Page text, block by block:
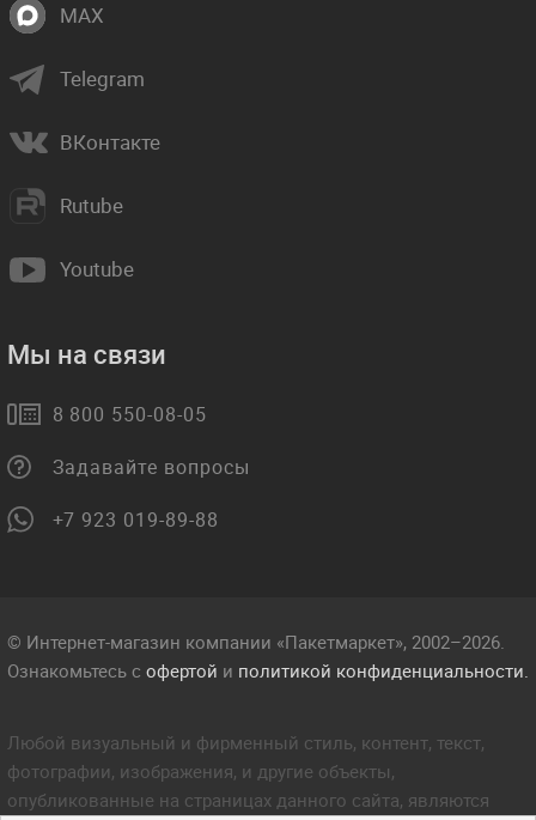
MAX
Telegram
ВКонтакте
Rutube
Youtube
Мы на связи
8 800 550-08-05
Задавайте вопросы
+7 923 019-89-88
© Интернет-магазин компании «Пакетмаркет», 2002–2026.
Ознакомьтесь с офертой и политикой конфиденциальности.
Любой визуальный и фирменный стиль, контент, текст,
фотографии, изображения, и другие объекты,
опубликованные на страницах данного сайта, являются